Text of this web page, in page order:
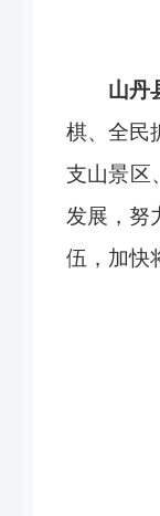
山丹
棋、全民
支山景区
发展，努
伍，加快